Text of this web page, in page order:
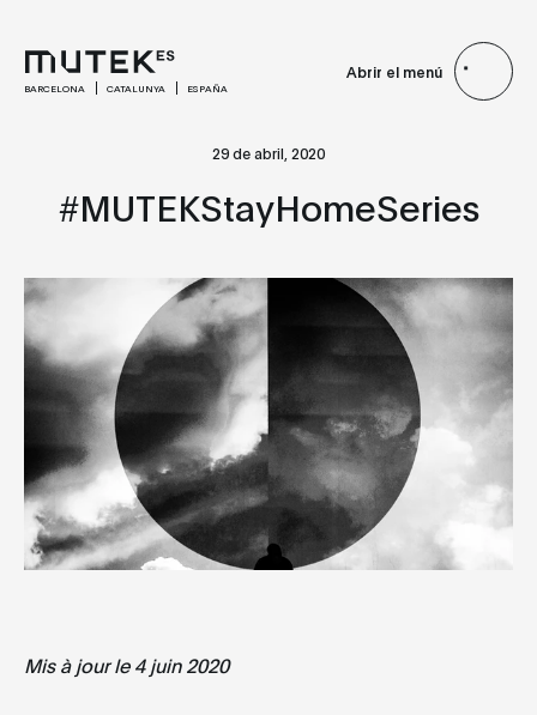
BARCELONA CATALUNYA ESPAÑA
Abrir el menú
29 de abril, 2020
#MUTEKStayHomeSeries
Mis à jour le 4 juin 2020